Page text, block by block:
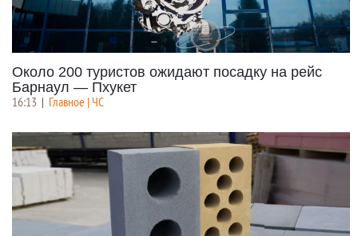
Около 200 туристов ожидают посадку на рейс
Барнаул — Пхукет
16:13 | Главное | ЧС